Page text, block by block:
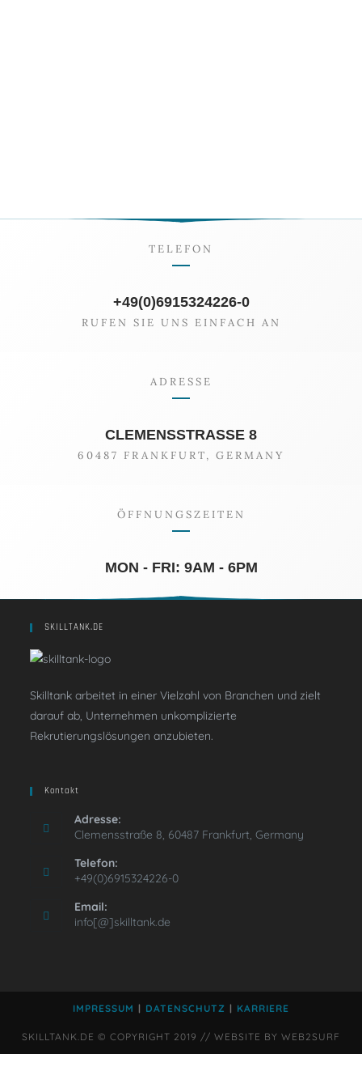
TELEFON
+49(0)6915324226-0
RUFEN SIE UNS EINFACH AN
ADRESSE
CLEMENSSTRASSE 8
60487 FRANKFURT, GERMANY
ÖFFNUNGSZEITEN
MON - FRI: 9AM - 6PM
SKILLTANK.DE
Skilltank arbeitet in einer Vielzahl von Branchen und zielt
darauf ab, Unternehmen unkomplizierte
Rekrutierungslösungen anzubieten.
Kontakt
Adresse:
Clemensstraße 8, 60487 Frankfurt, Germany
Telefon:
+49(0)6915324226-0
Email:
info[@]skilltank.de
IMPRESSUM DATENSCHUTZ KARRIERE
SKILLTANK.DE © COPYRIGHT 2019 // WEBSITE BY WEB2SURF